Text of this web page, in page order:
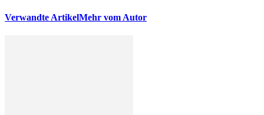
Verwandte ArtikelMehr vom Autor